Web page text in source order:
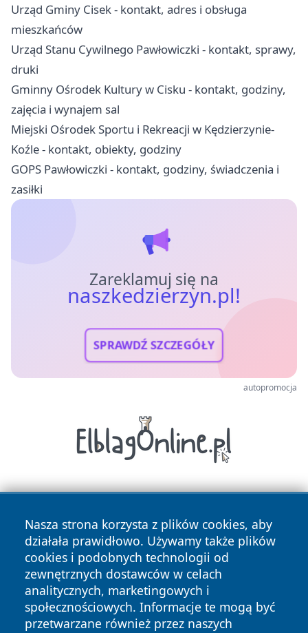
Urząd Gminy Cisek - kontakt, adres i obsługa
mieszkańców
Urząd Stanu Cywilnego Pawłowiczki - kontakt, sprawy,
druki
Gminny Ośrodek Kultury w Cisku - kontakt, godziny,
zajęcia i wynajem sal
Miejski Ośrodek Sportu i Rekreacji w Kędzierzynie-
Koźle - kontakt, obiekty, godziny
GOPS Pawłowiczki - kontakt, godziny, świadczenia i
zasiłki
Zareklamuj się na
naszkedzierzyn.pl!
SPRAWDŹ SZCZEGÓŁY
autopromocja
Nasza strona korzysta z plików cookies, aby
działała prawidłowo. Używamy także plików
cookies i podobnych technologii od
zewnętrznych dostawców w celach
analitycznych, marketingowych i
społecznościowych. Informacje te mogą być
przetwarzane również przez naszych
Copyright © 2026 naszkedzierzyn.pl Wszystkie prawa
zastrzeżone.